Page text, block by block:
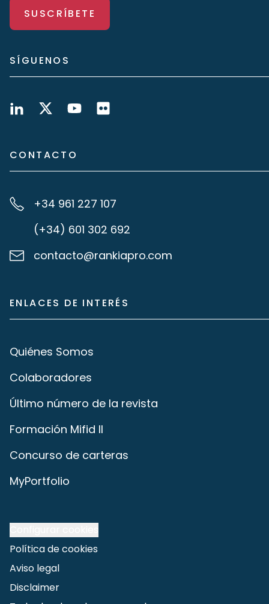
SUSCRÍBETE
SÍGUENOS
CONTACTO
+34 961 227 107
(+34) 601 302 692
contacto@rankiapro.com
ENLACES DE INTERÉS
Quiénes Somos
Colaboradores
Último número de la revista
Formación Mifid II
Concurso de carteras
MyPortfolio
Política de cookies
Aviso legal
Disclaimer